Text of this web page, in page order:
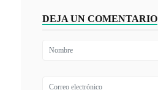
DEJA UN COMENTARIO